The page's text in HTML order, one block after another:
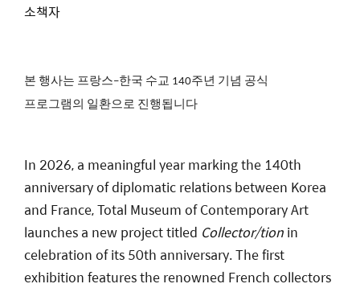
소책자
본 행사는 프랑스–한국 수교 140주년 기념 공식
프로그램의 일환으로 진행됩니다
In 2026, a meaningful year marking the 140th
anniversary of diplomatic relations between Korea
and France, Total Museum of Contemporary Art
launches a new project titled Collector/tion in
celebration of its 50th anniversary. The first
exhibition features the renowned French collectors